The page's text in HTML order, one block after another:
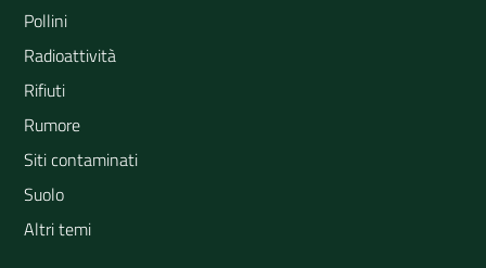
Pollini
Radioattività
Rifiuti
Rumore
Siti contaminati
Suolo
Altri temi